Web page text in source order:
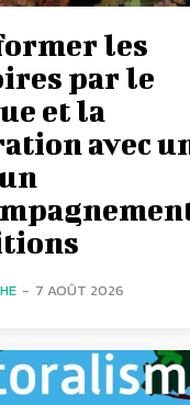
les
par le
et la
avec
- 7 AOÛT 2026